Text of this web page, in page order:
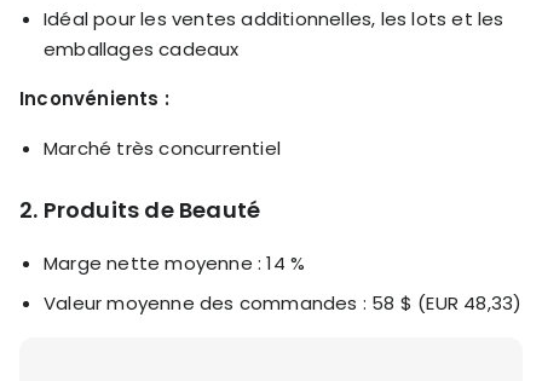
Idéal pour les ventes additionnelles, les lots et les
emballages cadeaux
Inconvénients :
Marché très concurrentiel
2. Produits de Beauté
Marge nette moyenne : 14 %
Valeur moyenne des commandes : 58 $ (EUR 48,33)